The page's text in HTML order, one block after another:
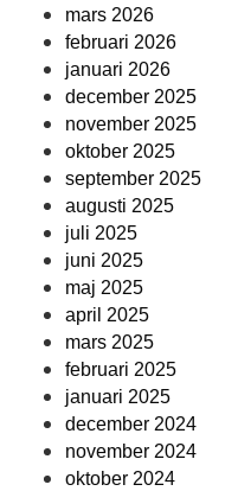
mars 2026
februari 2026
januari 2026
december 2025
november 2025
oktober 2025
september 2025
augusti 2025
juli 2025
juni 2025
maj 2025
april 2025
mars 2025
februari 2025
januari 2025
december 2024
november 2024
oktober 2024